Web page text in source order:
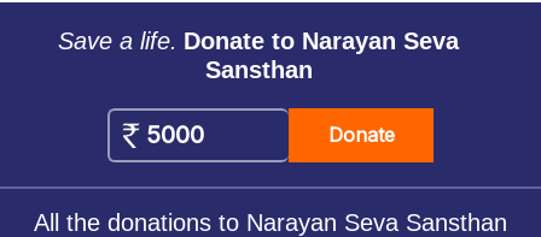
Save a life. Donate to Narayan Seva
Sansthan
Donate
All the donations to Narayan Seva Sansthan